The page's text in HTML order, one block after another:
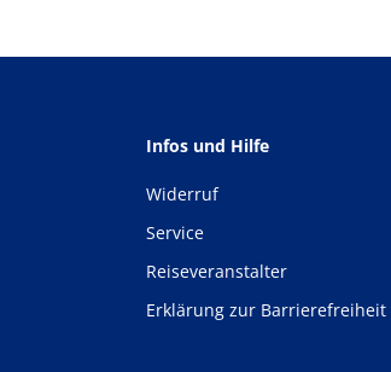
Infos und Hilfe
Widerruf
Service
Reiseveranstalter
Erklärung zur Barrierefreiheit